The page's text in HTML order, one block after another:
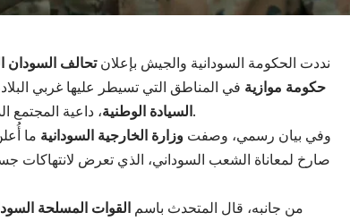
نددت الحكومة السودانية والجيش بإعلانتحالف السودان
حكومة موازية في المناطق التي تسيطر عليها غربي
السيادة الوطنية، داعية المجتمع
بشكل صريح.
وفي بيان رسمي، وصفت وزارة الخارجية السودانية ما
صارخ لمعاناة الشعب السوداني، الذي تعرض لانتهاكات
من جانبه، قال المتحدث باسم القوات المسلحة